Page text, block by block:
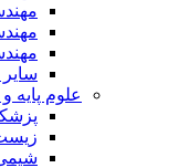
مهندسی
مهندسی
سایر
علوم پایه و
پزشکی
زیست
شیمی